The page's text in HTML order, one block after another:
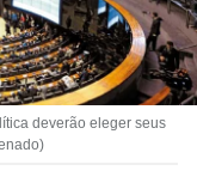
deverão eleger seus